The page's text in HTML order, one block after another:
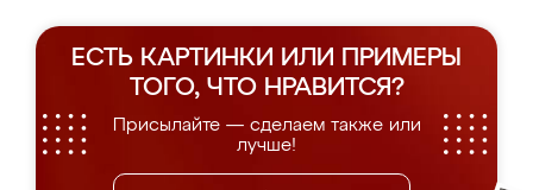
ЕСТЬ КАРТИНКИ ИЛИ ПРИМЕРЫ
ТОГО, ЧТО НРАВИТСЯ?
Присылайте — сделаем также или
лучше!